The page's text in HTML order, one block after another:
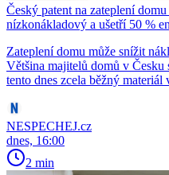
Český patent na zateplení
nízkonákladový a ušetří 50 %
Zateplení domu může snížit
Většina majitelů domů v Česku
tento dnes zcela běžný
NESPECHEJ.cz
dnes, 16:00
2 min